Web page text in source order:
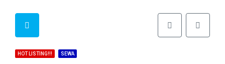
HOT LISTING!!! SEWA